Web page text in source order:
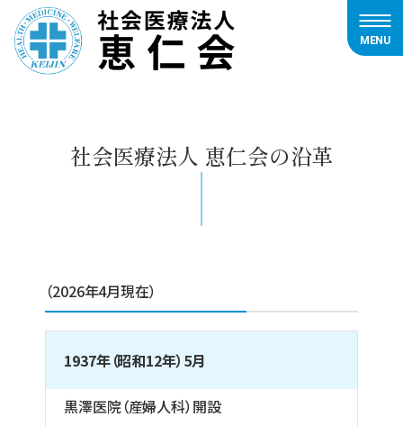
MENU
社会医療法人 恵仁会の沿革
（2026年4月現在）
1937年（昭和12年）5月
黒澤医院（産婦人科）開設